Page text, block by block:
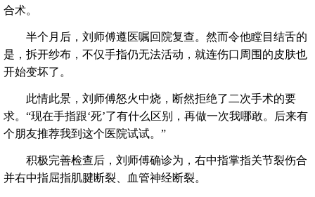
合术。
半个月后，刘师傅遵医嘱回院复查。然而令他瞠目结舌的
是，拆开纱布，不仅手指仍无法活动，就连伤口周围的皮肤也
开始变坏了。
此情此景，刘师傅怒火中烧，断然拒绝了二次手术的要
求。“现在手指跟‘死’了有什么区别，再做一次我哪敢。后来有
个朋友推荐我到这个医院试试。”
积极完善检查后，刘师傅确诊为，右中指掌指关节裂伤合
并右中指屈指肌腱断裂、血管神经断裂。